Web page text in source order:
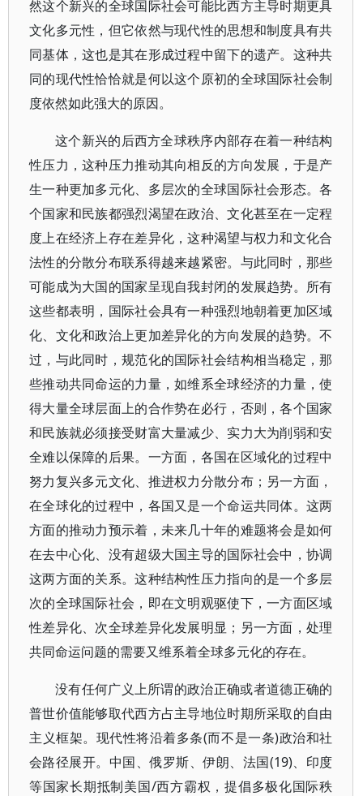
然这个新兴的全球国际社会可能比西方主导时期更具
文化多元性，但它依然与现代性的思想和制度具有共
同基体，这也是其在形成过程中留下的遗产。这种共
同的现代性恰恰就是何以这个原初的全球国际社会制
度依然如此强大的原因。
这个新兴的后西方全球秩序内部存在着一种结构
性压力，这种压力推动其向相反的方向发展，于是产
生一种更加多元化、多层次的全球国际社会形态。各
个国家和民族都强烈渴望在政治、文化甚至在一定程
度上在经济上存在差异化，这种渴望与权力和文化合
法性的分散分布联系得越来越紧密。与此同时，那些
可能成为大国的国家呈现自我封闭的发展趋势。所有
这些都表明，国际社会具有一种强烈地朝着更加区域
化、文化和政治上更加差异化的方向发展的趋势。不
过，与此同时，规范化的国际社会结构相当稳定，那
些推动共同命运的力量，如维系全球经济的力量，使
得大量全球层面上的合作势在必行，否则，各个国家
和民族就必须接受财富大量减少、实力大为削弱和安
全难以保障的后果。一方面，各国在区域化的过程中
努力复兴多元文化、推进权力分散分布；另一方面，
在全球化的过程中，各国又是一个命运共同体。这两
方面的推动力预示着，未来几十年的难题将会是如何
在去中心化、没有超级大国主导的国际社会中，协调
这两方面的关系。这种结构性压力指向的是一个多层
次的全球国际社会，即在文明观驱使下，一方面区域
性差异化、次全球差异化发展明显；另一方面，处理
共同命运问题的需要又维系着全球多元化的存在。
没有任何广义上所谓的政治正确或者道德正确的
普世价值能够取代西方占主导地位时期所采取的自由
主义框架。现代性将沿着多条(而不是一条)政治和社
会路径展开。中国、俄罗斯、伊朗、法国(19)、印度
等国家长期抵制美国/西方霸权，提倡多极化国际秩